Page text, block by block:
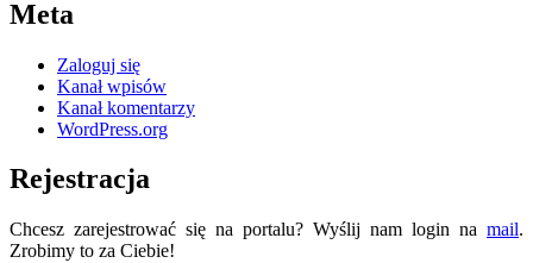
Meta
Zaloguj się
Kanał wpisów
Kanał komentarzy
WordPress.org
Rejestracja
Chcesz zarejestrować się na portalu? Wyślij nam login na mail.
Zrobimy to za Ciebie!